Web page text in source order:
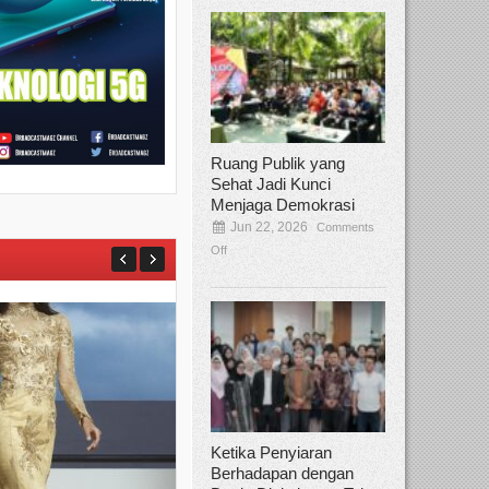
Ruang Publik yang
Sehat Jadi Kunci
Menjaga Demokrasi
Jun 22, 2026
Comments
Off
Ketika Penyiaran
Berhadapan dengan